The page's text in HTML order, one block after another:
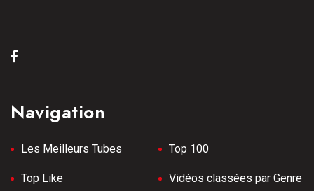
Navigation
Les Meilleurs Tubes Top 100
Top Like Vidéos classées par Genre